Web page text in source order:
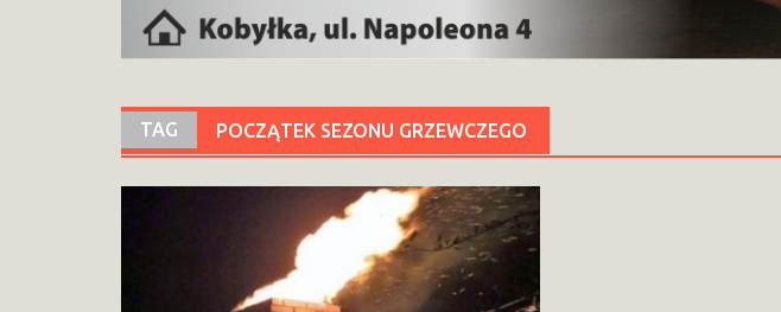
TAG POCZĄTEK SEZONU GRZEWCZEGO